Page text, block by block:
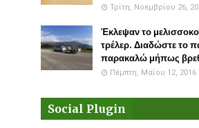
Τρίτη, Νοεμβρίου 26,
Έκλεψαν το
τρέλερ. Διαδώστε το
παρακαλώ μήπως
Πέμπτη, Μαΐου 12, 2016
Social Plugin